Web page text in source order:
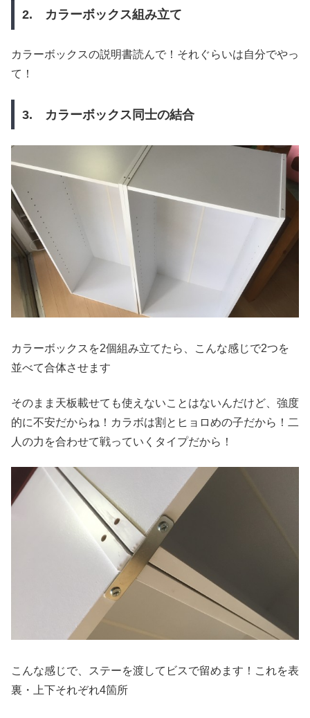
2. カラーボックス組み立て
カラーボックスの説明書読んで！それぐらいは自分でやっ
て！
3. カラーボックス同士の結合
カラーボックスを2個組み立てたら、こんな感じで2つを
並べて合体させます
そのまま天板載せても使えないことはないんだけど、強度
的に不安だからね！カラボは割とヒョロめの子だから！二
人の力を合わせて戦っていくタイプだから！
こんな感じで、ステーを渡してビスで留めます！これを表
裏・上下それぞれ4箇所